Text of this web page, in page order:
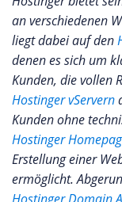
an verschiedenen
liegt dabei auf den
denen es sich um
Kunden, die vollen
Hostinger vServern
Kunden ohne
Hostinger
Erstellung einer
ermöglicht.
Hostinger Domain